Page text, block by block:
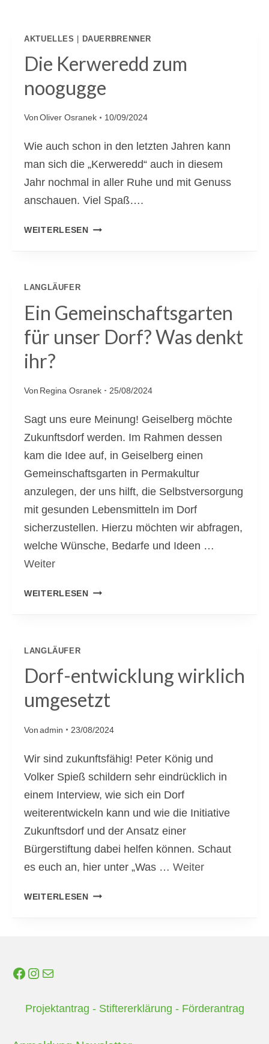
AKTUELLES DAUERBRENNER
Die Kerweredd zum
noogugge
VonOliver Osranek 10/09/2024
Wie auch schon in den letzten Jahren kann
man sich die „Kerweredd“ auch in diesem
Jahr nochmal in aller Ruhe und mit Genuss
anschauen. Viel Spaß….
WEITERLESEND
R
W
E
G
LANGLÄUFER
Ein Gemeinschaftsgarten
für unser Dorf? Was denkt
ihr?
Von Regina Osranek 25/08/2024
Sagt uns eure Meinung! Geiselberg möchte
Zukunftsdorf werden. Im Rahmen dessen
kam die Idee auf, in Geiselberg einen
Gemeinschaftsgarten in Permakultur
anzulegen, der uns hilft, die Selbstversorgung
mit gesunden Lebensmitteln im Dorf
sicherzustellen. Hierzu möchten wir abfragen,
welche Wünsche, Bedarfe und Ideen …
Weiter
WEITERLESENE
M
E
S
C
H
A
F
T
S
A
Ü
LANGLÄUFER
Dorf-entwicklung wirklich
umgesetzt
Vonadmin 23/08/2024
Wir sind zukunftsfähig! Peter König und
Volker Spieß schildern sehr eindrücklich in
einem Interview, wie sich ein Dorf
weiterentwickeln kann und wie die Initiative
Zukunftsdorf und der Ansatz einer
Bürgerstiftung dabei helfen können. Schaut
es euch an, hier unter „Was … Weiter
WEITERLESEND
Facebook
Instagram
E-Mail
Projektantrag - Stiftererklärung - Förderantrag